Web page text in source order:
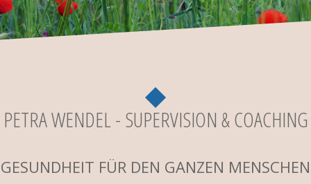
PETRA WENDEL - SUPERVISION & COACHING
GESUNDHEIT FÜR DEN GANZEN MENSCHEN